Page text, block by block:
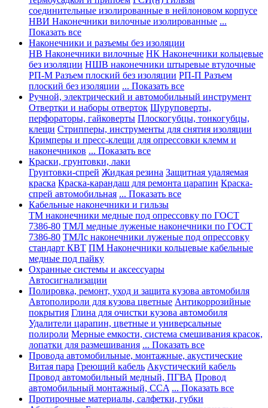
соединительные изолированные в нейлоновом корпусе
НВИ Наконечники вилочные изолированные ...
Показать все
Наконечники и разъемы без изоляции
НВ Наконечники вилочные НК Наконечники кольцевые
без изоляции НШВ наконечники штыревые втулочные
РП-М Разъем плоский без изоляции РП-П Разъем
плоский без изоляции ... Показать все
Ручной, электрический и автомобильный инструмент
Отвертки и наборы отверток Шуруповерты,
перфораторы, гайковерты Плоскогубцы, тонкогубцы,
клещи Стрипперы, инструменты для снятия изоляции
Кримперы и пресс-клещи для опрессовки клемм и
наконечников ... Показать все
Краски, грунтовки, лаки
Грунтовки-спрей Жидкая резина Защитная удаляемая
краска Краска-карандаш для ремонта царапин Краска-
спрей автомобильная ... Показать все
Кабельные наконечники и гильзы
ТМ наконечники медные под опрессовку по ГОСТ
7386-80 ТМЛ медные луженые наконечники по ГОСТ
7386-80 ТМЛс наконечники луженые под опрессовку
стандарт КВТ ПМ Наконечники кольцевые кабельные
медные под пайку
Охранные системы и аксессуары
Автосигнализации
Полировка, ремонт, уход и защита кузова автомобиля
Автополироли для кузова цветные Антикоррозийные
покрытия Глина для очистки кузова автомобиля
Удалители царапин, цветные и универсальные
полироли Мерные емкости, система смешивания красок,
лопатки для размешивания ... Показать все
Провода автомобильные, монтажные, акустические
Витая пара Греющий кабель Акустический кабель
Провод автомобильный медный, ПГВА Провод
автомобильный монтажный, CCA ... Показать все
Протирочные материалы, салфетки, губки